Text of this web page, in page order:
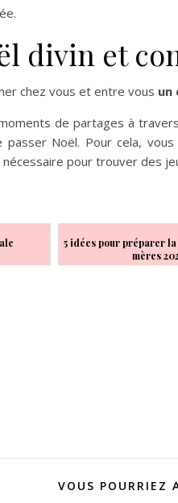
divin et
chez vous et entre vous un
de partages à
Noël. Pour cela,
pour trouver des
5 idées pour préparer
mères
VOUS POURRIEZ